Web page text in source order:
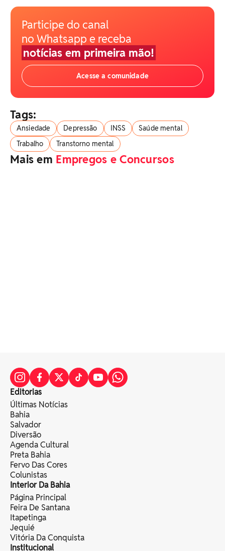
Participe do canal
no Whatsapp e receba
notícias em primeira mão!
Acesse a comunidade
Tags:
Ansiedade Depressão INSS
Saúde mental
Trabalho
Transtorno mental
Mais em Empregos e Concursos
Editorias
Últimas Notícias
Bahia
Salvador
Diversão
Agenda Cultural
Preta Bahia
Fervo Das Cores
Colunistas
Interior Da Bahia
Página Principal
Feira De Santana
Itapetinga
Jequié
Vitória Da Conquista
Institucional